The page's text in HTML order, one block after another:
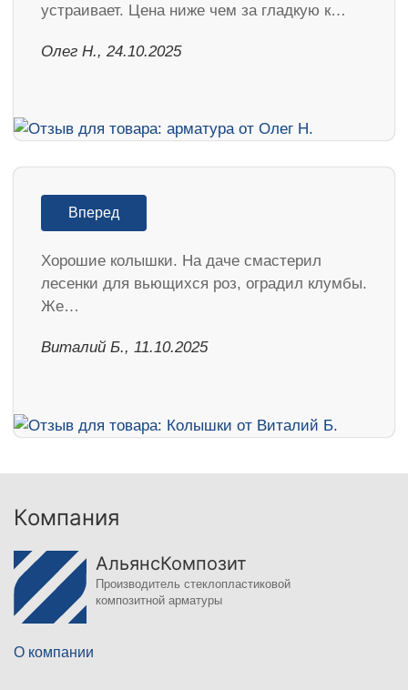
устраивает. Цена ниже чем за гладкую к…
Олег Н., 24.10.2025
Вперед
Хорошие колышки. На даче смастерил
лесенки для вьющихся роз, оградил клумбы.
Же…
Виталий Б., 11.10.2025
Компания
АльянсКомпозит
Производитель стеклопластиковой
композитной арматуры
О компании